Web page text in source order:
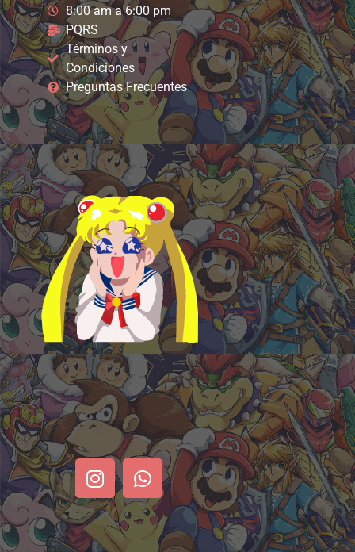
8:00 am a 6:00 pm
PQRS
Términos y
Condiciones
Preguntas Frecuentes